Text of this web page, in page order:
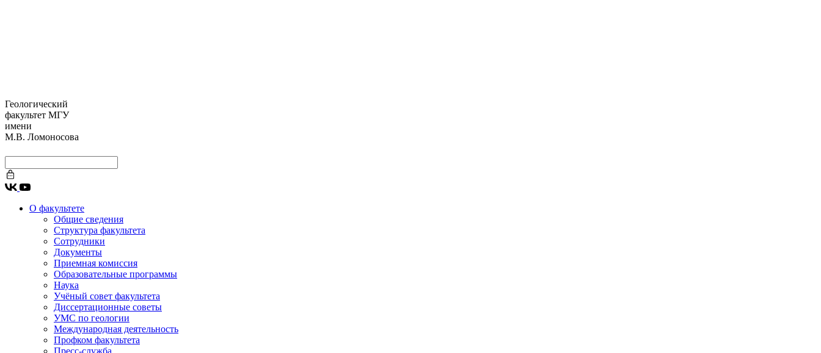
Геологический
факультет МГУ
имени
М.В. Ломоносова
О факультете
Общие сведения
Структура факультета
Сотрудники
Документы
Приемная комиссия
Образовательные программы
Наука
Учёный совет факультета
Диссертационные советы
УМС по геологии
Международная деятельность
Профком факультета
Пресс-служба